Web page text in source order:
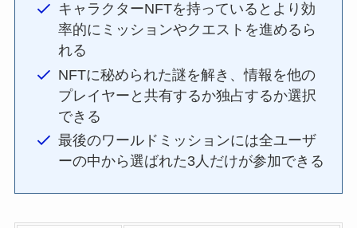
キャラクターNFTを持っているとより効
率的にミッションやクエストを進めるら
れる
NFTに秘められた謎を解き、情報を他の
プレイヤーと共有するか独占するか選択
できる
最後のワールドミッションには全ユーザ
ーの中から選ばれた3人だけが参加できる